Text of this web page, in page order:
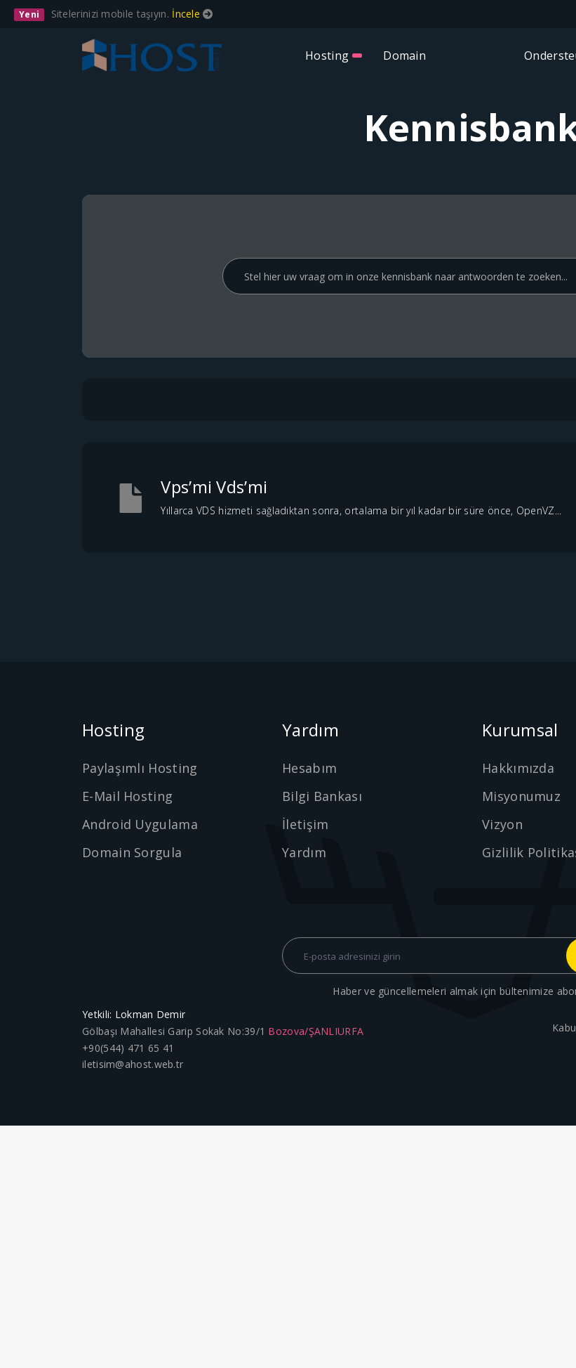
Yeni Sitelerinizi mobile taşıyın. İncele
Hosting Domain
Vps’mi Vds’mi
Yıllarca VDS hizmeti sağladıktan sonra, ortalama bir yıl kadar bir süre önce, OpenVZ...
Hosting
Paylaşımlı Hosting
E-Mail Hosting
Android Uygulama
Domain Sorgula
Yardım
Hesabım
Bilgi Bankası
İletişim
Yardım
Kurumsal
Hakkımızda
Misyonumuz
Vizyon
Gizlilik
Haber ve güncellemeleri almak için bültenimize
Yetkili: Lokman Demir
Gölbaşı Mahallesi Garip Sokak No:39/1 Bozova/ŞANLIURFA
+90(544) 471 65 41
iletisim@ahost.web.tr